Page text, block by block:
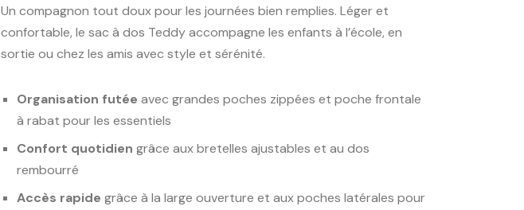
Un compagnon tout doux pour les journées bien remplies. Léger et
confortable, le sac à dos Teddy accompagne les enfants à l’école, en
sortie ou chez les amis avec style et sérénité.
Organisation futée avec grandes poches zippées et poche frontale
à rabat pour les essentiels
Confort quotidien grâce aux bretelles ajustables et au dos
rembourré
Accès rapide grâce à la large ouverture et aux poches latérales pour